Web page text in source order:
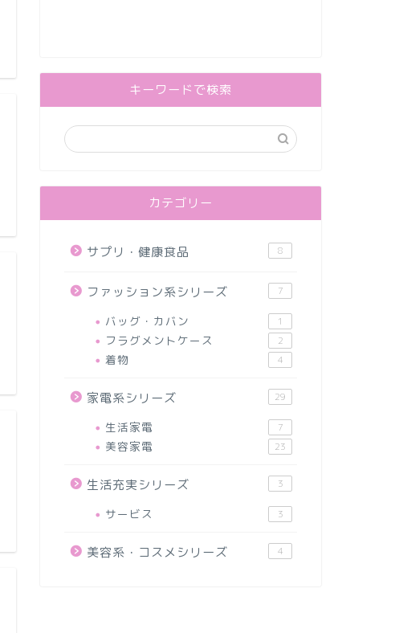
キーワードで検索
カテゴリー
サプリ・健康食品 8
ファッション系シリーズ 7
バッグ・カバン 1
フラグメントケース 2
着物 4
家電系シリーズ 29
生活家電 7
美容家電 23
生活充実シリーズ 3
サービス 3
美容系・コスメシリーズ 4